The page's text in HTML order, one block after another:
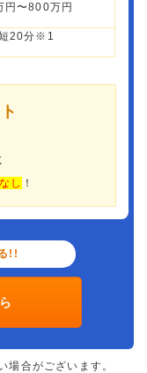
円〜800万円
20分※1
し ！
!!
合がございます。